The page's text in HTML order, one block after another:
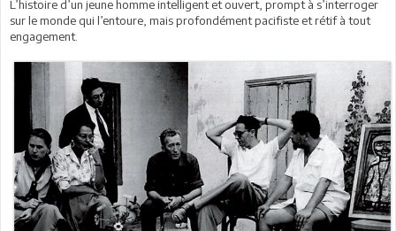
L’histoire d’un jeune homme intelligent et ouvert, prompt à s’interroger
sur le monde qui l’entoure, mais profondément pacifiste et rétif à tout
engagement.